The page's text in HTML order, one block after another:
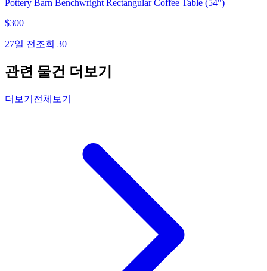
Pottery Barn Benchwright Rectangular Coffee Table (54")
$300
27일 전 조회 30
관련 물건 더보기
더보기 전체보기